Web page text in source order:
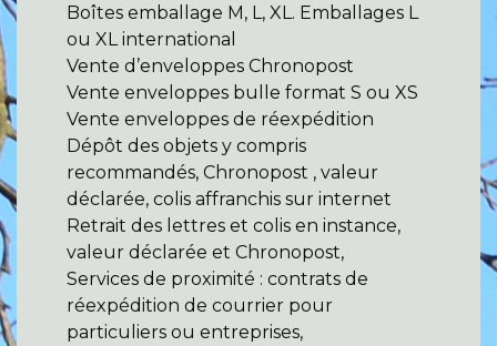
Boîtes emballage M, L, XL. Emballages L
ou XL international
Vente d’enveloppes Chronopost
Vente enveloppes bulle format S ou XS
Vente enveloppes de réexpédition
Dépôt des objets y compris
recommandés, Chronopost , valeur
déclarée, colis affranchis sur internet
Retrait des lettres et colis en instance,
valeur déclarée et Chronopost,
Services de proximité : contrats de
réexpédition de courrier pour
particuliers ou entreprises,